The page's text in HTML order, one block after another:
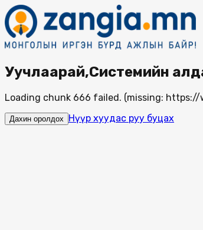
Уучлаарай,Системийн
Loading chunk 666 failed. (missing:
Дахин оролдох Нүүр хуудас руу буцах